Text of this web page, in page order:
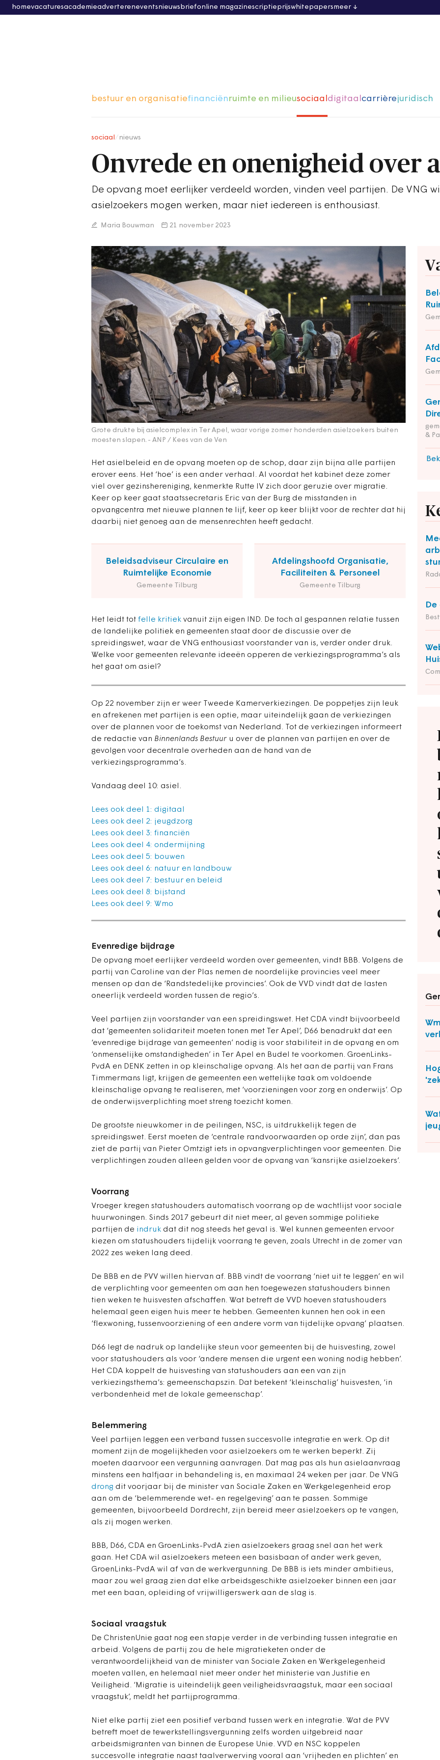
homevacaturesacademieadvertereneventsnieuwsbriefonline magazinescriptieprijswhitepapersmeer
bestuur en organisatiefinanciënruimte en milieusociaaldigitaalcarrièrejuridisch
sociaal nieuws
Onvrede en onenigheid over
De opvang moet eerlijker verdeeld worden, vinden veel partijen. De VNG
asielzoekers mogen werken, maar niet iedereen is enthousiast.
Maria Bouwman 21 november 2023
Grote drukte bij asielcomplex in Ter Apel, waar vorige zomer honderden asielzoekers buiten
moesten slapen. - ANP / Kees van de Ven
Het asielbeleid en de opvang moeten op de schop, daar zijn bijna alle partijen
erover eens. Het ‘hoe’ is een ander verhaal. Al voordat het kabinet deze zomer
viel over gezinshereniging, kenmerkte Rutte IV zich door geruzie over migratie.
Keer op keer gaat staatssecretaris Eric van der Burg de misstanden in
opvangcentra met nieuwe plannen te lijf, keer op keer blijkt voor de rechter dat hij
daarbij niet genoeg aan de mensenrechten heeft gedacht.
Beleidsadviseur Circulaire en
Ruimtelijke Economie
Gemeente Tilburg
Afdelingshoofd Organisatie,
Faciliteiten & Personeel
Gemeente Tilburg
Het leidt tot felle kritiek vanuit zijn eigen IND. De toch al gespannen relatie tussen
de landelijke politiek en gemeenten staat door de discussie over de
spreidingswet, waar de VNG enthousiast voorstander van is, verder onder druk.
Welke voor gemeenten relevante ideeën opperen de verkiezingsprogramma’s als
het gaat om asiel?
&
Op 22 november zijn er weer Tweede Kamerverkiezingen. De poppetjes zijn leuk
en afrekenen met partijen is een optie, maar uiteindelijk gaan de verkiezingen
over de plannen voor de toekomst van Nederland. Tot de verkiezingen informeert
de redactie van Binnenlands Bestuur u over de plannen van partijen en over de
gevolgen voor decentrale overheden aan de hand van de
verkiezingsprogramma’s.
Vandaag deel 10: asiel.
Lees ook deel 1: digitaal
Lees ook deel 2: jeugdzorg
Lees ook deel 3: financiën
Lees ook deel 4: ondermijning
Lees ook deel 5: bouwen
Lees ook deel 6: natuur en landbouw
Lees ook deel 7: bestuur en beleid
Lees ook deel 8: bijstand
Lees ook deel 9: Wmo
Evenredige bijdrage
De opvang moet eerlijker verdeeld worden over gemeenten, vindt BBB. Volgens de
partij van Caroline van der Plas nemen de noordelijke provincies veel meer
mensen op dan de ‘Randstedelijke provincies’. Ook de VVD vindt dat de lasten
oneerlijk verdeeld worden tussen de regio’s.
Veel partijen zijn voorstander van een spreidingswet. Het CDA vindt bijvoorbeeld
dat ‘gemeenten solidariteit moeten tonen met Ter Apel’, D66 benadrukt dat een
‘evenredige bijdrage van gemeenten’ nodig is voor stabiliteit in de opvang en om
‘onmenselijke omstandigheden’ in Ter Apel en Budel te voorkomen. GroenLinks-
PvdA en DENK zetten in op kleinschalige opvang. Als het aan de partij van Frans
Timmermans ligt, krijgen de gemeenten een wettelijke taak om voldoende
kleinschalige opvang te realiseren, met ‘voorzieningen voor zorg en onderwijs’. Op
de onderwijsverplichting moet streng toezicht komen.
De grootste nieuwkomer in de peilingen, NSC, is uitdrukkelijk tegen de
spreidingswet. Eerst moeten de ‘centrale randvoorwaarden op orde zijn’, dan pas
ziet de partij van Pieter Omtzigt iets in opvangverplichtingen voor gemeenten. Die
verplichtingen zouden alleen gelden voor de opvang van ‘kansrijke asielzoekers’.
Voorrang
Vroeger kregen statushouders automatisch voorrang op de wachtlijst voor sociale
huurwoningen. Sinds 2017 gebeurt dit niet meer, al geven sommige politieke
partijen de indruk dat dit nog steeds het geval is. Wel kunnen gemeenten ervoor
kiezen om statushouders tijdelijk voorrang te geven, zoals Utrecht in de zomer van
2022 zes weken lang deed.
De BBB en de PVV willen hiervan af. BBB vindt de voorrang ‘niet uit te leggen’ en wil
de verplichting voor gemeenten om aan hen toegewezen statushouders binnen
tien weken te huisvesten afschaffen. Wat betreft de VVD hoeven statushouders
helemaal geen eigen huis meer te hebben. Gemeenten kunnen hen ook in een
‘flexwoning, tussenvoorziening of een andere vorm van tijdelijke opvang’ plaatsen.
D66 legt de nadruk op landelijke steun voor gemeenten bij de huisvesting, zowel
voor statushouders als voor ‘andere mensen die urgent een woning nodig hebben’.
Het CDA koppelt de huisvesting van statushouders aan een van zijn
verkiezingsthema’s: gemeenschapszin. Dat betekent ‘kleinschalig’ huisvesten, ‘in
verbondenheid met de lokale gemeenschap’.
Belemmering
Veel partijen leggen een verband tussen succesvolle integratie en werk. Op dit
moment zijn de mogelijkheden voor asielzoekers om te werken beperkt. Zij
moeten daarvoor een vergunning aanvragen. Dat mag pas als hun asielaanvraag
minstens een halfjaar in behandeling is, en maximaal 24 weken per jaar. De VNG
drong dit voorjaar bij de minister van Sociale Zaken en Werkgelegenheid erop
aan om de ‘belemmerende wet- en regelgeving’ aan te passen. Sommige
gemeenten, bijvoorbeeld Dordrecht, zijn bereid meer asielzoekers op te vangen,
als zij mogen werken.
BBB, D66, CDA en GroenLinks-PvdA zien asielzoekers graag snel aan het werk
gaan. Het CDA wil asielzoekers meteen een basisbaan of ander werk geven,
GroenLinks-PvdA wil af van de werkvergunning. De BBB is iets minder ambitieus,
maar zou wel graag zien dat elke arbeidsgeschikte asielzoeker binnen een jaar
met een baan, opleiding of vrijwilligerswerk aan de slag is.
Sociaal vraagstuk
De ChristenUnie gaat nog een stapje verder in de verbinding tussen integratie en
arbeid. Volgens de partij zou de hele migratieketen onder de
verantwoordelijkheid van de minister van Sociale Zaken en Werkgelegenheid
moeten vallen, en helemaal niet meer onder het ministerie van Justitie en
Veiligheid. ‘Migratie is uiteindelijk geen veiligheidsvraagstuk, maar een sociaal
vraagstuk’, meldt het partijprogramma.
Niet elke partij ziet een positief verband tussen werk en integratie. Wat de PVV
betreft moet de tewerkstellingsvergunning zelfs worden uitgebreid naar
arbeidsmigranten van binnen de Europese Unie. VVD en NSC koppelen
succesvolle integratie naast taalverwerving vooral aan ‘vrijheden en plichten’ en